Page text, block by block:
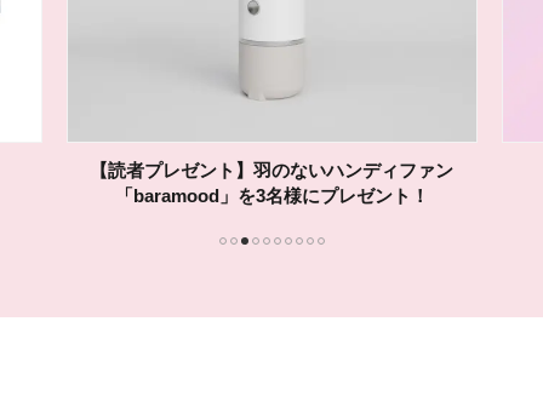
【読者プレゼント】羽のないハンディファン
「baramood」を3名様にプレゼント！